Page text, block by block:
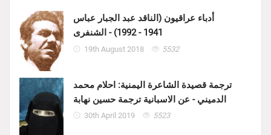
أدباء عراقيون (الناقد عبد الجبار عباس
1941 - 1992) - الشنفرى
19th August 2018 5532
ترجمة قصيدة الشاعرة اليمنية: احلام محمد
الدميني - عن الاسبانية ترجمة حسين نهابة
30th April 2019 5523